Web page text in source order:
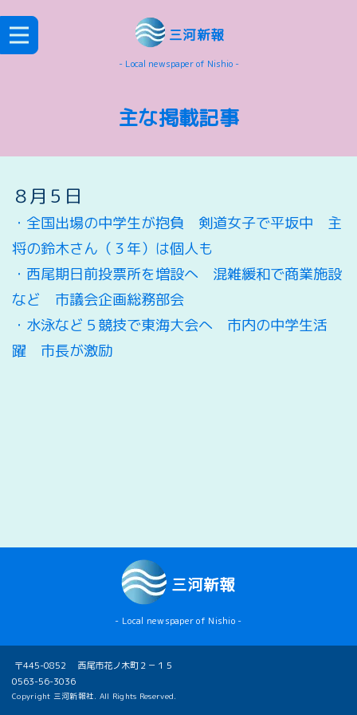
三河新報
- Local newspaper of Nishio -
主な掲載記事
８月５日
・ 全国出場の中学生が抱負 剣道女子で平坂中 主
将の鈴木さん（３年）は個人も
・西尾期日前投票所を増設へ 混雑緩和で商業施設
など 市議会企画総務部会
・水泳など５競技で東海大会へ 市内の中学生活
躍 市長が激励
三河新報
- Local newspaper of Nishio -
〒445-0852 西尾市花ノ木町２－１５
0563-56-3036
Copyright 三河新報社. All Rights Reserved.